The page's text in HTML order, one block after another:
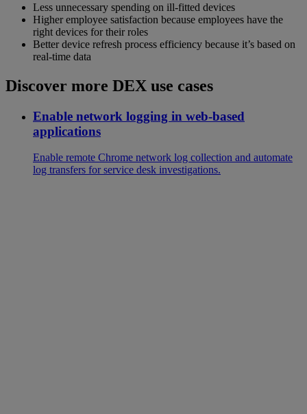
Less unnecessary spending on ill-fitted devices
Higher employee satisfaction because employees have the
right devices for their roles
Better device refresh process efficiency because it’s based on
real-time data
Discover more DEX use cases
Enable network logging in web-based
applications
Enable remote Chrome network log collection and automate
log transfers for service desk investigations.